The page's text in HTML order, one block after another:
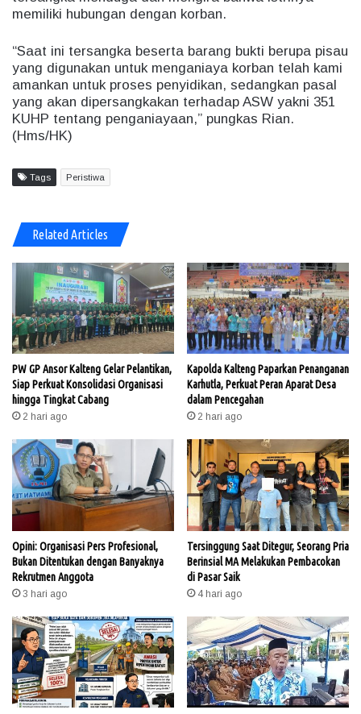
memiliki hubungan dengan korban.
“Saat ini tersangka beserta barang bukti berupa pisau
yang digunakan untuk menganiaya korban telah kami
amankan untuk proses penyidikan, sedangkan pasal
yang akan dipersangkakan terhadap ASW yakni 351
KUHP tentang penganiayaan,” pungkas Rian.
(Hms/HK)
Tags Peristiwa
Related Articles
PW GP Ansor Kalteng Gelar Pelantikan,
Siap Perkuat Konsolidasi Organisasi
hingga Tingkat Cabang
2 hari ago
Kapolda Kalteng Paparkan Penanganan
Karhutla, Perkuat Peran Aparat Desa
dalam Pencegahan
2 hari ago
Opini: Organisasi Pers Profesional,
Bukan Ditentukan dengan Banyaknya
Rekrutmen Anggota
3 hari ago
Tersinggung Saat Ditegur, Seorang Pria
Berinsial MA Melakukan Pembacokan
di Pasar Saik
4 hari ago